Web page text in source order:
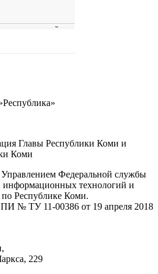
Главы Республики Коми и
Коми
Управлением Федеральной службы
информационных технологий и
Республике Коми.
№ ТУ 11-00386 от 19 апреля 2018
229